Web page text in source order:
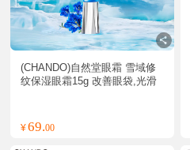
(CHANDO)自然堂眼霜 雪域修
纹保湿眼霜15g 改善眼袋,光滑
¥69.00